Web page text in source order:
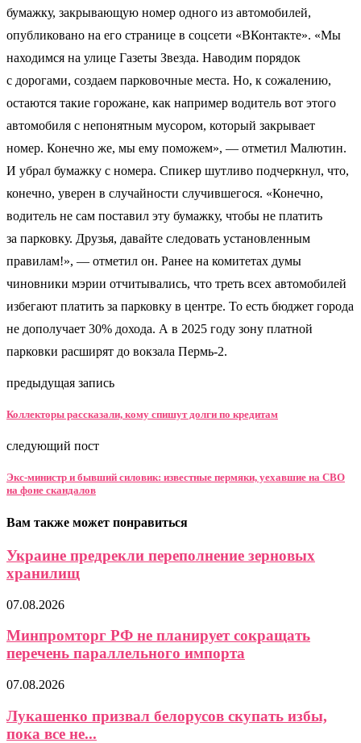
бумажку, закрывающую номер одного из автомобилей,
опубликовано на его странице в соцсети «ВКонтакте». «Мы
находимся на улице Газеты Звезда. Наводим порядок
с дорогами, создаем парковочные места. Но, к сожалению,
остаются такие горожане, как например водитель вот этого
автомобиля с непонятным мусором, который закрывает
номер. Конечно же, мы ему поможем», — отметил Малютин.
И убрал бумажку с номера. Спикер шутливо подчеркнул, что,
конечно, уверен в случайности случившегося. «Конечно,
водитель не сам поставил эту бумажку, чтобы не платить
за парковку. Друзья, давайте следовать установленным
правилам!», — отметил он. Ранее на комитетах думы
чиновники мэрии отчитывались, что треть всех автомобилей
избегают платить за парковку в центре. То есть бюджет города
не дополучает 30% дохода. А в 2025 году зону платной
парковки расширят до вокзала Пермь-2.
предыдущая запись
Коллекторы рассказали, кому спишут долги по кредитам
следующий пост
Экс-министр и бывший силовик: известные пермяки, уехавшие на СВО
на фоне скандалов
Вам также может понравиться
Украине предрекли переполнение зерновых
хранилищ
07.08.2026
Минпромторг РФ не планирует сокращать
перечень параллельного импорта
07.08.2026
Лукашенко призвал белорусов скупать избы,
пока все не...